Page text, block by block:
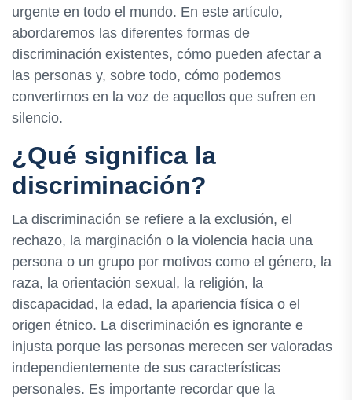
urgente en todo el mundo. En este artículo,
abordaremos las diferentes formas de
discriminación existentes, cómo pueden afectar a
las personas y, sobre todo, cómo podemos
convertirnos en la voz de aquellos que sufren en
silencio.
¿Qué significa la
discriminación?
La discriminación se refiere a la exclusión, el
rechazo, la marginación o la violencia hacia una
persona o un grupo por motivos como el género, la
raza, la orientación sexual, la religión, la
discapacidad, la edad, la apariencia física o el
origen étnico. La discriminación es ignorante e
injusta porque las personas merecen ser valoradas
independientemente de sus características
personales. Es importante recordar que la